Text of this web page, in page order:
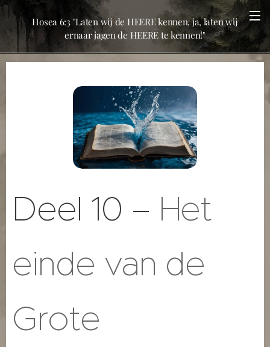
Hosea 6:3 "Laten wij de HEERE kennen, ja, laten wij
ernaar jagen de HEERE te kennen!"
Deel 10 – Het
einde van de
Grote